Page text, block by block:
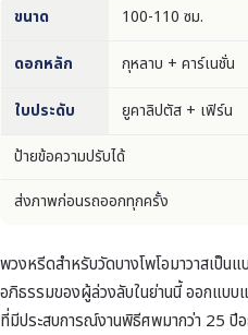
ขนาด 100-110 ซม.
ดอกหลัก กุหลาบ + คาร์เนชั่น
ใบประดับ
ยูคาลิปตัส + เฟิร์น
ป้ายข้อความปรับได้
ส่งภาพก่อนรถออกทุกครั้ง
พวงหรีดสำหรับวัดบางโพโอมาวาสเป็น
อภิธรรมของผู้ล่วงลับในย่านนี้ ออกแบบ
ที่มีประสบการณ์งานพิธีศพมากว่า 25 ปี